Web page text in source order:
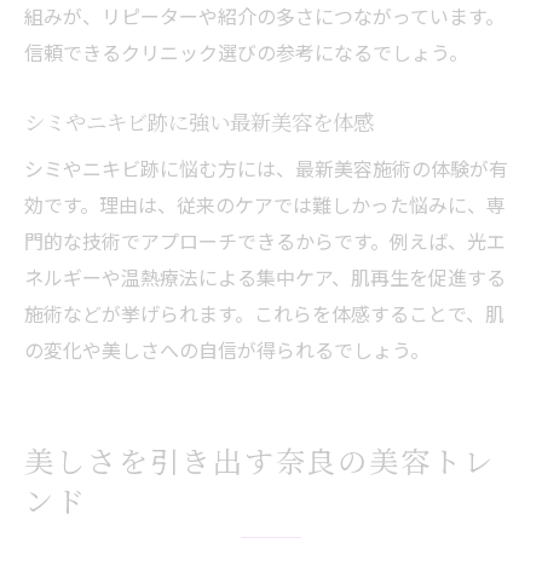
美しさを持続させる奈良の美容ポイント
この一記事で奈良の美容最新事情がまるわかり
奈良で話題の美容皮膚科をまとめて紹介
奈良女性に人気の美容法を徹底リサーチ
美容皮膚科のおすすめポイントを奈良目線
で解説
美肌を叶える奈良の美容最新情報を網羅
奈良の美容事情を知って自分磨きを実現
組みが、リピーターや紹介の多さにつながっています。
信頼できるクリニック選びの参考になるでしょう。
シミやニキビ跡に強い最新美容を体感
シミやニキビ跡に悩む方には、最新美容施術の体験が有
効です。理由は、従来のケアでは難しかった悩みに、専
門的な技術でアプローチできるからです。例えば、光エ
ネルギーや温熱療法による集中ケア、肌再生を促進する
施術などが挙げられます。これらを体感することで、肌
の変化や美しさへの自信が得られるでしょう。
美しさを引き出す奈良の美容トレ
ンド